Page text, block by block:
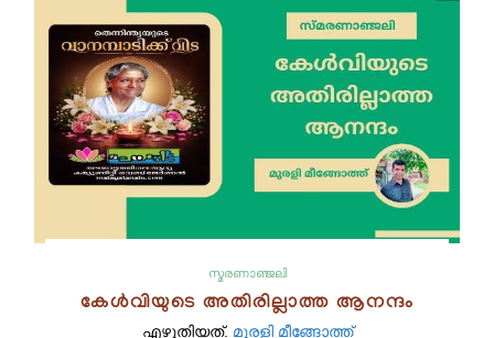
സ്മരണാഞ്ജലി
കേൾവിയുടെ അതിരില്ലാത്ത ആനന്ദം
എഴുതിയത്. മുരളി മീങ്ങോത്ത്